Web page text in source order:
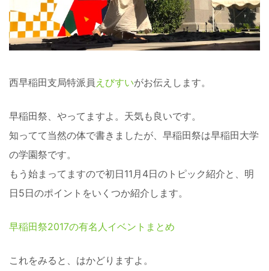
西早稲田支局特派員 えびすいがお伝えします。
早稲田祭、やってますよ。天気も良いです。
知ってて当然の体で書きましたが、早稲田祭は早稲田大学
の学園祭です。
もう始まってますので初日11月4日のトピック紹介と、明
日5日のポイントをいくつか紹介します。
早稲田祭2017の有名人イベントまとめ
これをみると、はかどりますよ。